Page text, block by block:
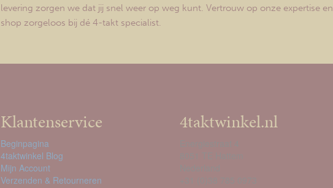
levering zorgen we dat jij snel weer op weg kunt. Vertrouw op onze expertise en
shop zorgeloos bij dé 4-takt specialist.
Klantenservice
Beginpagina
4taktwinkel Blog
Mijn Account
Verzenden & Retourneren
4taktwinkel.nl